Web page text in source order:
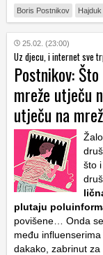
Boris Postnikov Hajduk
25.02. (23:00)
Uz djecu, i internet sve
Postnikov:
mreže utječu
utječu na
što
plutaju
povišene… Onda
među
dakako, zabrinut